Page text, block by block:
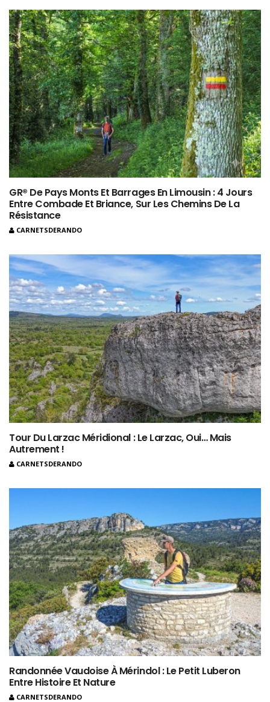
GR® De Pays Monts Et Barrages En Limousin : 4 Jours
Entre Combade Et Briance, Sur Les Chemins De La
Résistance
CARNETSDERANDO
Tour Du Larzac Méridional : Le Larzac, Oui… Mais
Autrement !
CARNETSDERANDO
Randonnée Vaudoise À Mérindol : Le Petit Luberon
Entre Histoire Et Nature
CARNETSDERANDO